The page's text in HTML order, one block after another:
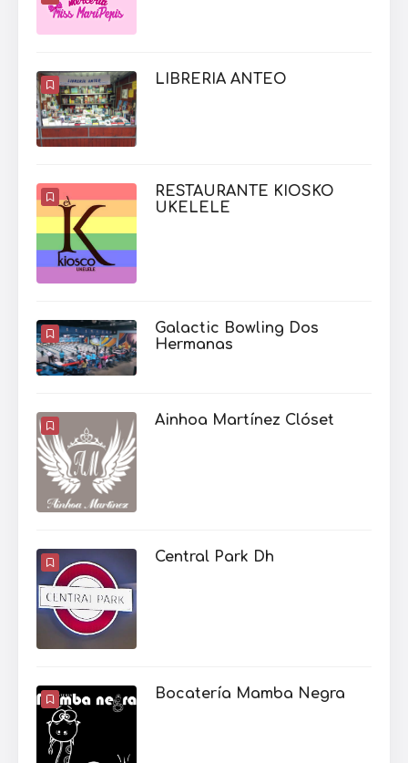
LIBRERIA ANTEO
RESTAURANTE KIOSKO
UKELELE
Galactic Bowling Dos
Hermanas
Ainhoa Martínez Clóset
Central Park Dh
Bocatería Mamba Negra